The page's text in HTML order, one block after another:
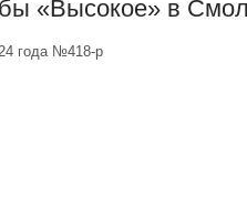
«Высокое» в
года №418-р